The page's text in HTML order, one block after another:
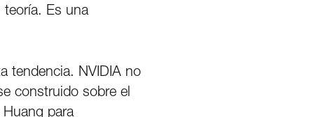
Es una
tendencia. NVIDIA no
construido sobre el
para